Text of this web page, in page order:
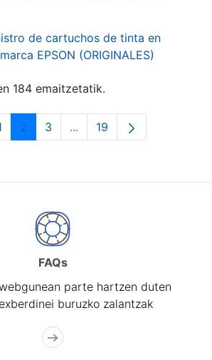
de cartuchos de tinta en
EPSON (ORIGINALES)
184 emaitzetatik.
Orrialdea
Orrialdea
2 Orrialdea
3 ...Intermediate Pages Use
Orrialdea
19
FAQs
parte hartzen duten
buruzko zalantzak